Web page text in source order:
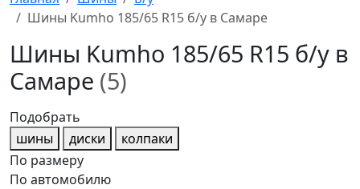
Шины Kumho 185/65 R15 б/у в Самаре
Шины Kumho 185/65 R15 б/у в
Самаре (5)
Подобрать
шины
диски
колпаки
По размеру
По автомобилю